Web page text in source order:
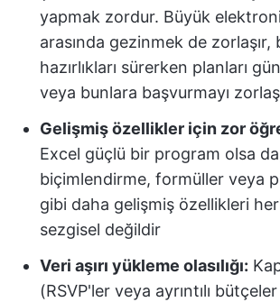
yapmak zordur. Büyük
arasında gezinmek de
hazırlıkları sürerken planları
veya bunlara başvurmayı
Gelişmiş özellikler için zor
Excel güçlü bir program olsa
biçimlendirme, formüller veya
gibi daha gelişmiş özellikleri
sezgisel değildir
Veri aşırı yükleme olasılığı:
(RSVP'ler veya ayrıntılı